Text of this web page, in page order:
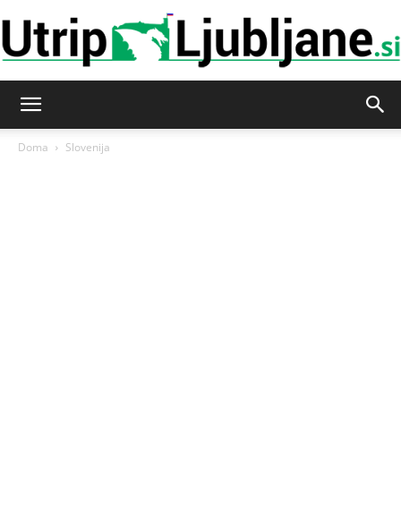
Doma Slovenija